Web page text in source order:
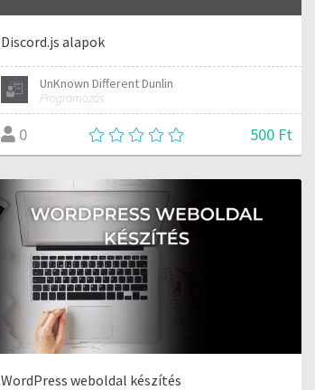
Discord.js alapok
UnKnown Different Dunlin
Programozás
0 500 Ft
WordPress weboldal készítés